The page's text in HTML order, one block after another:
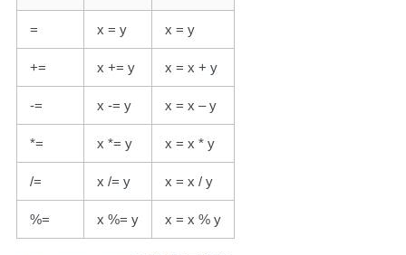
= x = y x = y
+= x += y x = x + y
-= x -= y x = x – y
*= x *= y x = x * y
/= x /= y x = x / y
%= x %= y x = x % y